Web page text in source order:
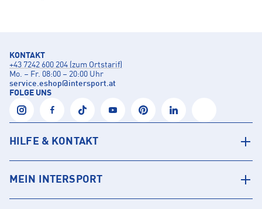
KONTAKT
+43 7242 600 204 (zum Ortstarif)
Mo. – Fr. 08:00 – 20:00 Uhr
service.eshop@intersport.at
FOLGE UNS
HILFE & KONTAKT
MEIN INTERSPORT